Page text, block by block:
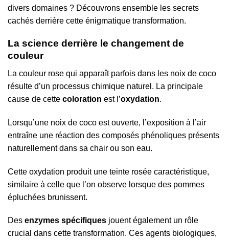
divers domaines ? Découvrons ensemble les secrets
cachés derrière cette énigmatique transformation.
La science derrière le changement de
couleur
La couleur rose qui apparaît parfois dans les noix de coco
résulte d’un processus chimique naturel. La principale
cause de cette coloration est l’oxydation.
Lorsqu’une noix de coco est ouverte, l’exposition à l’air
entraîne une réaction des composés phénoliques présents
naturellement dans sa chair ou son eau.
Cette oxydation produit une teinte rosée caractéristique,
similaire à celle que l’on observe lorsque des pommes
épluchées brunissent.
Des enzymes spécifiques jouent également un rôle
crucial dans cette transformation. Ces agents biologiques,